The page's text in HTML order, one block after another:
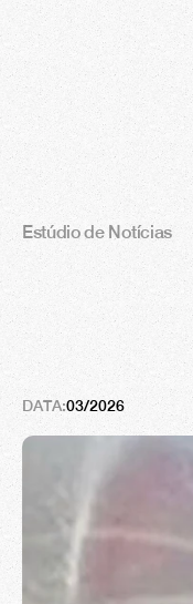
Estúdio de Notícias
A a rt de
DATA:03/2026